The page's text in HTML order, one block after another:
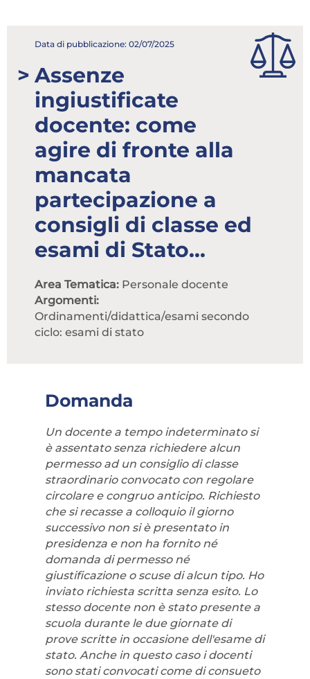
credenziali errate l'accesso sarà sospeso per 60
minuti.
Hai dimenticato la password?
ACCEDI
Abbonati ai servizi
Consulta i corsi
Data di pubblicazione: 02/07/2025
Assenze
ingiustificate
docente: come
agire di fronte alla
mancata
partecipazione a
consigli di classe ed
esami di Stato...
Area Tematica: Personale docente
Argomenti:
Ordinamenti/didattica/esami secondo
ciclo: esami di stato
Domanda
Un docente a tempo indeterminato si
è assentato senza richiedere alcun
permesso ad un consiglio di classe
straordinario convocato con regolare
circolare e congruo anticipo. Richiesto
che si recasse a colloquio il giorno
successivo non si è presentato in
presidenza e non ha fornito né
domanda di permesso né
giustificazione o scuse di alcun tipo. Ho
inviato richiesta scritta senza esito. Lo
stesso docente non è stato presente a
scuola durante le due giornate di
prove scritte in occasione dell'esame di
stato. Anche in questo caso i docenti
sono stati convocati come di consueto